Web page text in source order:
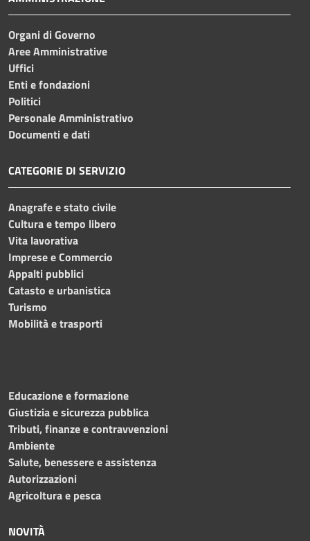
Organi di Governo
Aree Amministrative
Uffici
Enti e fondazioni
Politici
Personale Amministrativo
Documenti e dati
CATEGORIE DI SERVIZIO
Anagrafe e stato civile
Cultura e tempo libero
Vita lavorativa
Imprese e Commercio
Appalti pubblici
Catasto e urbanistica
Turismo
Mobilità e trasporti
Educazione e formazione
Giustizia e sicurezza pubblica
Tributi, finanze e contravvenzioni
Ambiente
Salute, benessere e assistenza
Autorizzazioni
Agricoltura e pesca
NOVITÀ